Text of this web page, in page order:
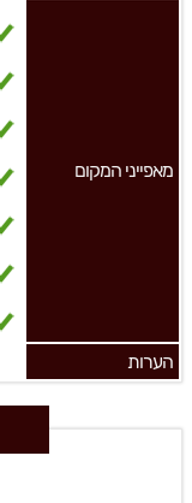
מאפייני המקום
הערות